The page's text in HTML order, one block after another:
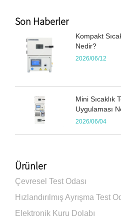
Son Haberler
Kompakt
Nedir?
2026/06/12
Mini Sıcaklık
Uygulaması
2026/06/04
Ürünler
Çevresel Test Odası
Hızlandırılmış Ayrışma Test
Elektronik Kuru Dolabı